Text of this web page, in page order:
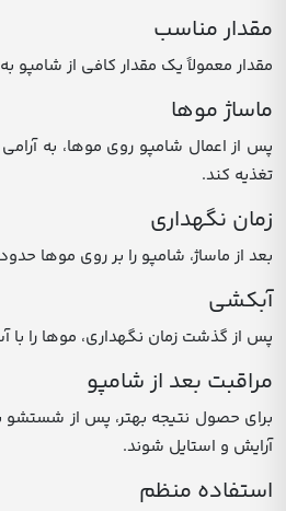
مقدار مناسب
مقدار معمولاً یک مقدار کافی از
ماساژ موها
پس از اعمال شامپو روی موها، به
تغذیه کند.
زمان نگهداری
بعد از ماساژ، شامپو را بر روی موها حدود 1-2 دقیقه بگذارید تا عناصر مغذی و مواد فعال درون شامپو به موها نفوذ کنند و اثر خود را بر روی موها نشان دهند.
آبکشی
پس از گذشت زمان نگهداری، موها را
مراقبت بعد از شامپو
برای حصول نتیجه بهتر، پس از شستشو
آرایش و استایل شوند.
استفاده منظم